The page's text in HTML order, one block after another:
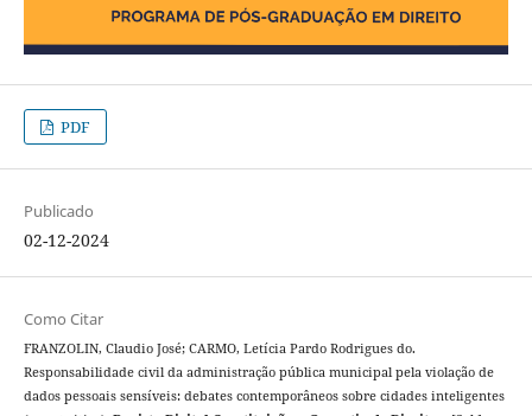
PDF
Publicado
02-12-2024
Como Citar
FRANZOLIN, Claudio José; CARMO, Letícia Pardo Rodrigues do.
Responsabilidade civil da administração pública municipal pela violação de
dados pessoais sensíveis: debates contemporâneos sobre cidades inteligentes